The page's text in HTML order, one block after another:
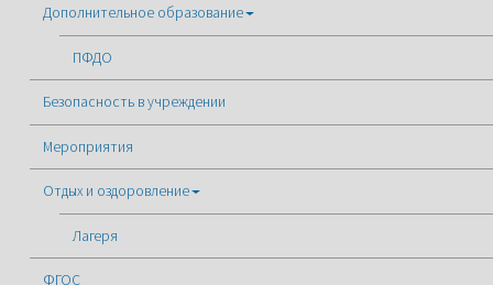
Дополнительное образование
ПФДО
Безопасность в учреждении
Мероприятия
Отдых и оздоровление
Лагеря
ФГОС